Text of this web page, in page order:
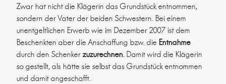
Zwar hat nicht die Klägerin das Grundstück entnommen,
sondern der Vater der beiden Schwestern. Bei einem
unentgeltlichen Erwerb wie im Dezember 2007 ist dem
Beschenkten aber die Anschaffung bzw. die Entnahme
durch den Schenkerzuzurechnen. Damit wird die Klägerin
so gestellt, als hätte sie selbst das Grundstück entnommen
und damit angeschafft.